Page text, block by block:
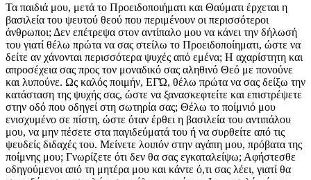
Τα παιδιά μου, μετά το Προειδοποιήματι και Θαύματι έρχεται η
βασιλεία του ψευτού θεού που περιμένουν οι περισσότεροι
άνθρωποι; Δεν επέτρεψα στον αντίπαλο μου να κάνει την δήλωσή
του γιατί θέλω πρώτα να σας στείλω το Προειδοποίηματι, ώστε να
δείτε αν χάνονται περισσότερα ψυχές από εμένα; Η αχαρίστητη και
απροσέχεια σας προς τον μοναδικό σας αληθινό Θεό με πονούνε
και λυπούνε. Ως καλός ποιμήν, ΕΓΏ, θέλω πρώτα να σας δείξω την
κατάσταση της ψυχής σας, ώστε να ξανασκεφτείτε και επιστρέψετε
στην οδό που οδηγεί στη σωτηρία σας; Θέλω το ποίμνιό μου
ενισχυμένο σε πίστη, ώστε όταν έρθει η βασιλεία του αντιπάλου
μου, να μην πέσετε στα παγιδεύματά του ή να συρθείτε από τις
ψευδείς διδαχές του. Μείνετε λοιπόν στην αγάπη μου, πρόβατα της
ποίμνης μου; Γνωρίζετε ότι δεν θα σας εγκαταλείψω; Αφήστεσθε
οδηγούμενοι από τη μητέρα μου και κάντε ό,τι σας λέει, γιατί θα